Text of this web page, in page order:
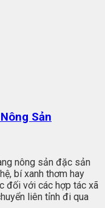
Sản
nông sản đặc sản
bí xanh thơm hay
đối với các hợp tác xã
liên tỉnh đi qua